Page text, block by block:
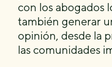
con los abogados
también generar
opinión, desde la
las comunidades